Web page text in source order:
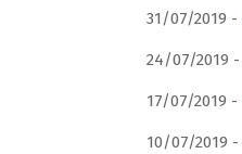
31/07/2019 -
24/07/2019 -
17/07/2019 -
10/07/2019 -